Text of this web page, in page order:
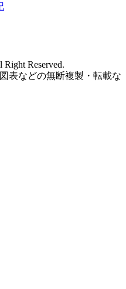
Reserved.
表などの無断複製・転載な